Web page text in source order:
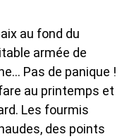
au fond du
armée de
Pas de panique !
au printemps et
Les fourmis
des points